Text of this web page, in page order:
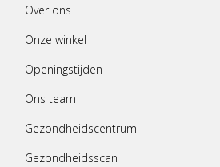
Over ons
Onze winkel
Openingstijden
Ons team
Gezondheidscentrum
Gezondheidsscan